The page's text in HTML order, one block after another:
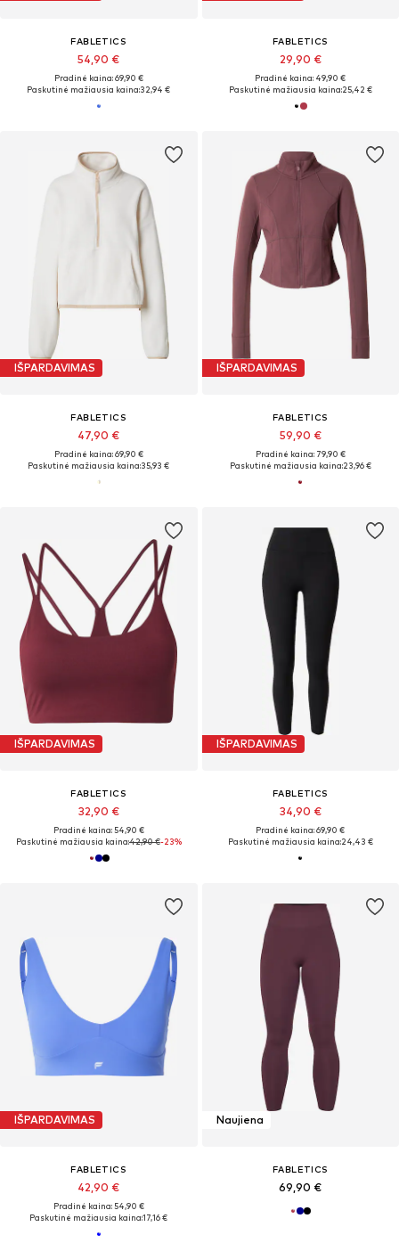
FABLETICS
54,90 €
Pradinė kaina: 69,90 €
Paskutinė mažiausia kaina:32,94 €
FABLETICS
29,90 €
Pradinė kaina: 49,90 €
Paskutinė mažiausia kaina:25,42 €
IŠPARDAVIMAS
FABLETICS
47,90 €
Pradinė kaina: 69,90 €
Paskutinė mažiausia kaina:35,93 €
IŠPARDAVIMAS
FABLETICS
59,90 €
Pradinė kaina: 79,90 €
Paskutinė mažiausia kaina:23,96 €
IŠPARDAVIMAS
FABLETICS
32,90 €
Pradinė kaina: 54,90 €
Paskutinė mažiausia kaina:42,90 €-23%
IŠPARDAVIMAS
FABLETICS
34,90 €
Pradinė kaina: 69,90 €
Paskutinė mažiausia kaina:24,43 €
IŠPARDAVIMAS
FABLETICS
42,90 €
Pradinė kaina: 54,90 €
Paskutinė mažiausia kaina:17,16 €
Naujiena
FABLETICS
69,90 €